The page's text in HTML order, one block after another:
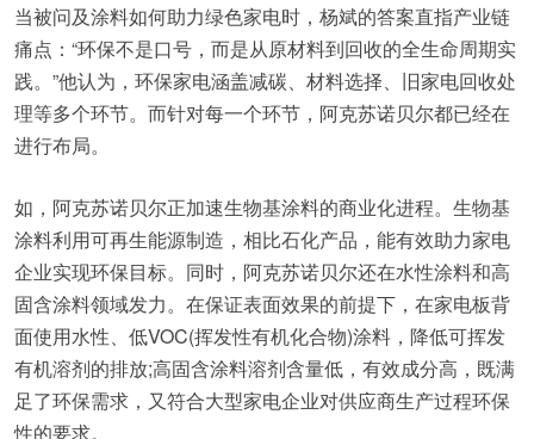
当被问及涂料如何助力绿色家电时，杨斌的答案直指产业链
痛点：“环保不是口号，而是从原材料到回收的全生命周期实
践。”他认为，环保家电涵盖减碳、材料选择、旧家电回收处
理等多个环节。而针对每一个环节，阿克苏诺贝尔都已经在
进行布局。
如，阿克苏诺贝尔正加速生物基涂料的商业化进程。生物基
涂料利用可再生能源制造，相比石化产品，能有效助力家电
企业实现环保目标。同时，阿克苏诺贝尔还在水性涂料和高
固含涂料领域发力。在保证表面效果的前提下，在家电板背
面使用水性、低VOC(挥发性有机化合物)涂料，降低可挥发
有机溶剂的排放;高固含涂料溶剂含量低，有效成分高，既满
足了环保需求，又符合大型家电企业对供应商生产过程环保
性的要求。